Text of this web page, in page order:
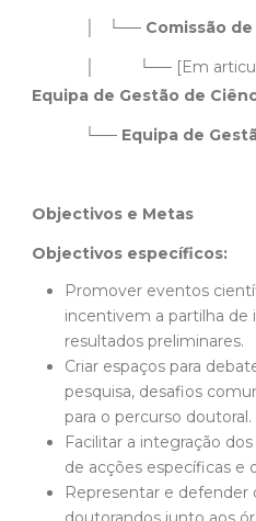
│ └── Comissão de
│ └── [Em
Equipa de Gestão de
└── Equipa de
Objectivos e Metas
Objectivos específicos:
Promover eventos
incentivem a partilha de
resultados preliminares.
Criar espaços para
pesquisa, desafios
para o percurso doutoral.
Facilitar a integração
de acções específicas e
Representar e defender